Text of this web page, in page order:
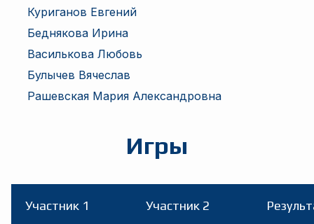
Куриганов Евгений
Беднякова Ирина
Василькова Любовь
Булычев Вячеслав
Рашевская Мария Александровна
Игры
Участник 1 Участник 2